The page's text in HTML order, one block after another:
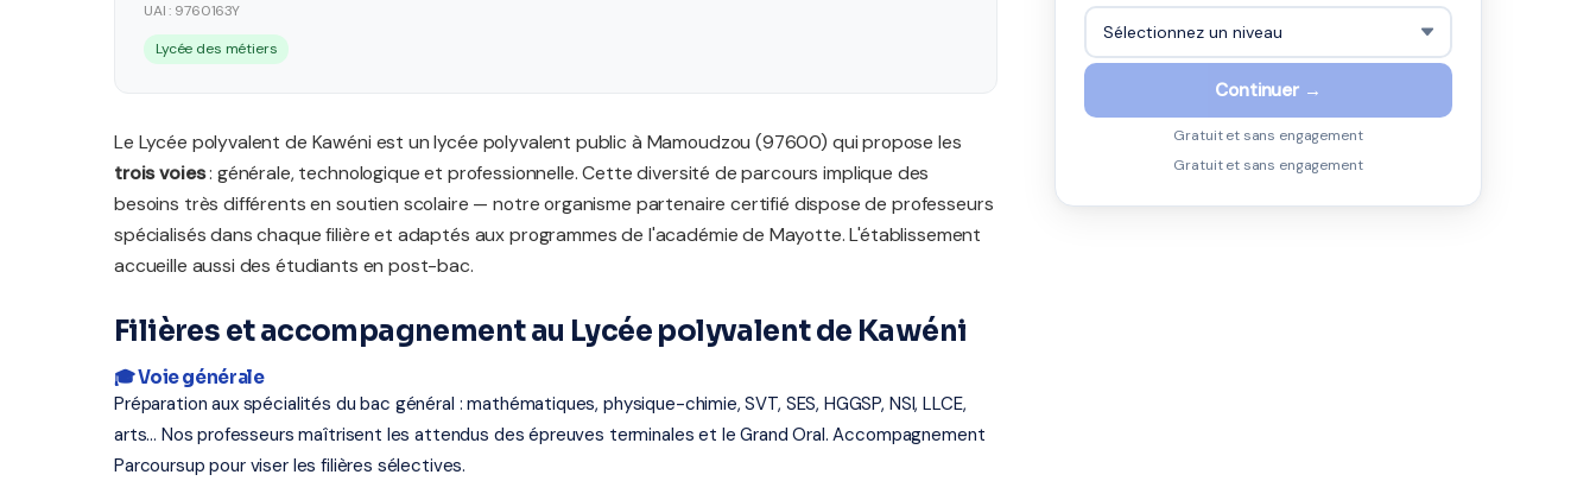
UAI : 9760163Y
Lycée des métiers
Le Lycée polyvalent de Kawéni est un lycée polyvalent public à Mamoudzou (97600) qui propose les
trois voies: générale, technologique et professionnelle. Cette diversité de parcours implique des
besoins très différents en soutien scolaire — notre organisme partenaire certifié dispose de professeurs
spécialisés dans chaque filière et adaptés aux programmes de l'académie de Mayotte. L'établissement
accueille aussi des étudiants en post-bac.
Filières et accompagnement au Lycée polyvalent de Kawéni
🎓 Voie générale
Préparation aux spécialités du bac général : mathématiques, physique-chimie, SVT, SES, HGGSP, NSI, LLCE,
arts... Nos professeurs maîtrisent les attendus des épreuves terminales et le Grand Oral. Accompagnement
Parcoursup pour viser les filières sélectives.
Continuer →
Gratuit et sans engagement
Gratuit et sans engagement